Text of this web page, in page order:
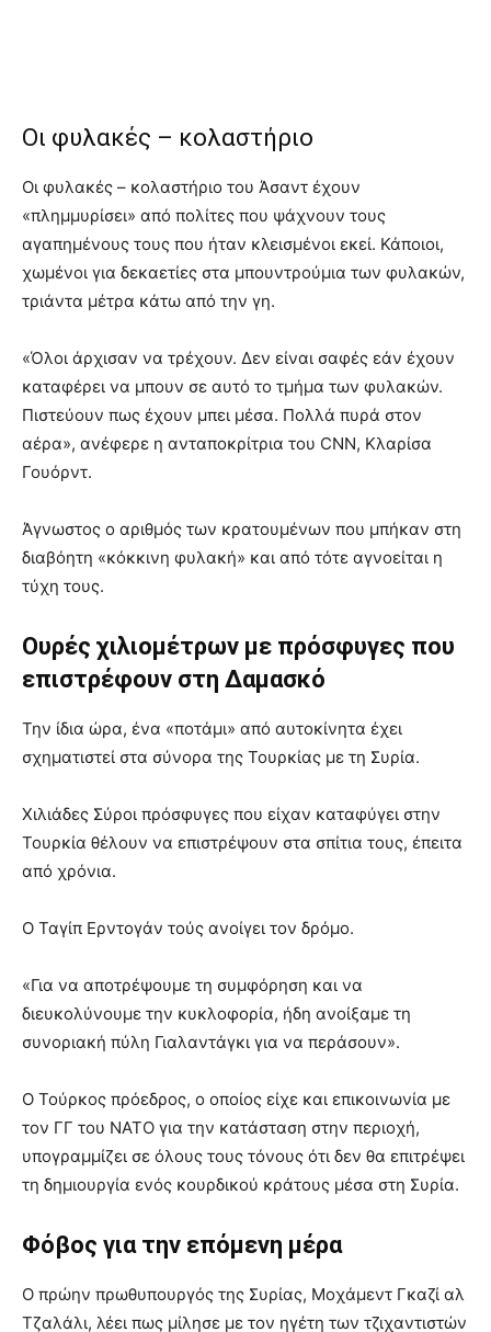
Οι φυλακές – κολαστήριο
Οι φυλακές – κολαστήριο του Άσαντ έχουν
«πλημμυρίσει» από πολίτες που ψάχνουν τους
αγαπημένους τους που ήταν κλεισμένοι εκεί. Κάποιοι,
χωμένοι για δεκαετίες στα μπουντρούμια των φυλακών,
τριάντα μέτρα κάτω από την γη.
«Όλοι άρχισαν να τρέχουν. Δεν είναι σαφές εάν έχουν
καταφέρει να μπουν σε αυτό το τμήμα των φυλακών.
Πιστεύουν πως έχουν μπει μέσα. Πολλά πυρά στον
αέρα», ανέφερε η ανταποκρίτρια του CNN, Κλαρίσα
Γουόρντ.
Άγνωστος ο αριθμός των κρατουμένων που μπήκαν στη
διαβόητη «κόκκινη φυλακή» και από τότε αγνοείται η
τύχη τους.
Ουρές χιλιομέτρων με πρόσφυγες που
επιστρέφουν στη Δαμασκό
Την ίδια ώρα, ένα «ποτάμι» από αυτοκίνητα έχει
σχηματιστεί στα σύνορα της Τουρκίας με τη Συρία.
Χιλιάδες Σύροι πρόσφυγες που είχαν καταφύγει στην
Τουρκία θέλουν να επιστρέψουν στα σπίτια τους, έπειτα
από χρόνια.
Ο Ταγίπ Ερντογάν τούς ανοίγει τον δρόμο.
«Για να αποτρέψουμε τη συμφόρηση και να
διευκολύνουμε την κυκλοφορία, ήδη ανοίξαμε τη
συνοριακή πύλη Γιαλαντάγκι για να περάσουν».
Ο Τούρκος πρόεδρος, ο οποίος είχε και επικοινωνία με
τον ΓΓ του ΝΑΤΟ για την κατάσταση στην περιοχή,
υπογραμμίζει σε όλους τους τόνους ότι δεν θα επιτρέψει
τη δημιουργία ενός κουρδικού κράτους μέσα στη Συρία.
Φόβος για την επόμενη μέρα
Ο πρώην πρωθυπουργός της Συρίας, Μοχάμεντ Γκαζί αλ
Τζαλάλι, λέει πως μίλησε με τον ηγέτη των τζιχαντιστών